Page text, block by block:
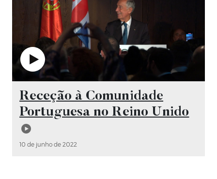
Vídeo
Receção à Comunidade
Portuguesa no Reino Unido
10 de junho de 2022